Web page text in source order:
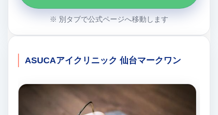
※ 別タブで公式ページへ移動します
ASUCAアイクリニック 仙台マークワン